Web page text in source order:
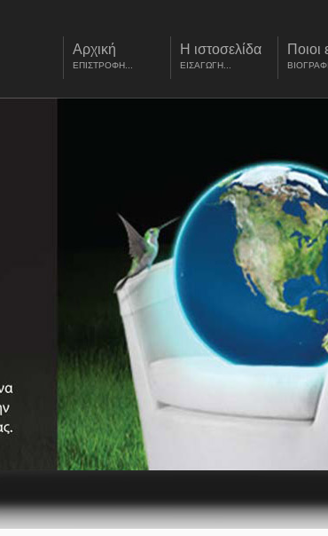
Αρχική
ΕΠΙΣΤΡΟΦΗ...
Η ιστοσελίδα
ΕΙΣΑΓΩΓΗ...
Ποιοι